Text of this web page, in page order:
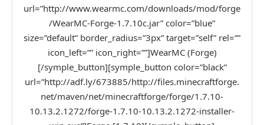
url=”http://www.wearmc.com/downloads/mod/forge
/WearMC-Forge-1.7.10c.jar” color=”blue”
size=”default” border_radius=”3px” target=”self” rel=””
icon_left=”” icon_right=””]WearMC (Forge)
[/symple_button][symple_button color=”black”
url=”http://adf.ly/673885/http://files.minecraftforge.
net/maven/net/minecraftforge/forge/1.7.10-
10.13.2.1272/forge-1.7.10-10.13.2.1272-installer-